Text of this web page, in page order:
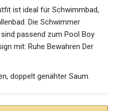
ist ideal für Schwimmbad,
Die Schwimmer
passend zum Pool Boy
mit: Ruhe Bewahren Der
doppelt genähter Saum.